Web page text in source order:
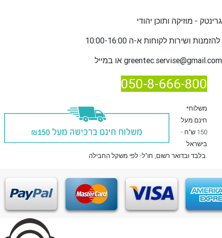
גרינטק - מוזיקה ותוכן יהודי
להזמנות ו
greentec.servise@gmail.com
050-8-666-800
*משלוח
חינם מעל
150 ש"ח -
בישראל
בלבדובדואר רשום , חו"ל- לפי משקל החבילה.